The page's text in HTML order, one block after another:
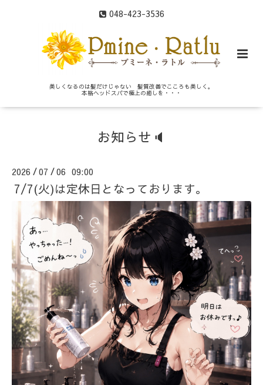
048-423-3536
美しくなるのは髪だけじゃない 髪質改善でこころも美しく。
本格ヘッドスパで極上の癒しを・・・
お知らせ🔈
2026 /07 /06 09:00
7/7(火)は定休日となっております。